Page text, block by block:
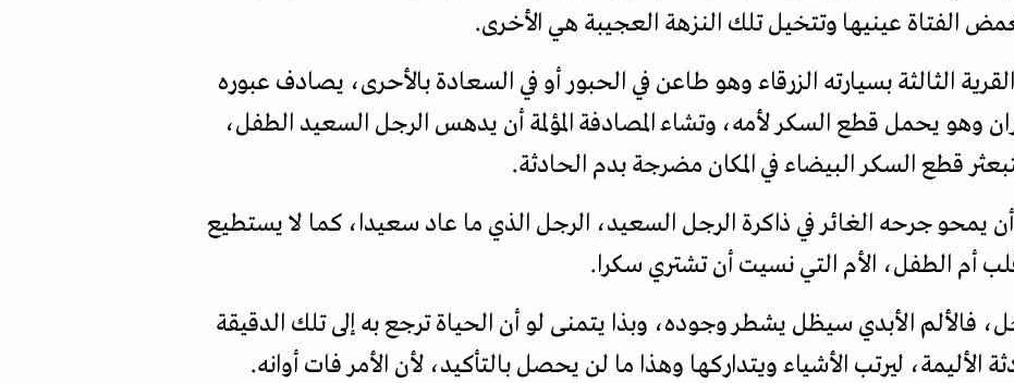
الفتاة عينيها وتتخيل تلك النزهة العجيبة هي الأخرى.
الثالثة بسيارته الزرقاء وهو طاعن في الحبور أو في السعادة بالأحرى، يصادف عبوره
وهو يحمل قطع السكر لأمه، وتشاء المصادفة المؤلمة أن يدهس الرجل السعيد الطفل،
قطع السكر البيضاء في المكان مضرجة بدم الحادثة.
يمحو جرحه الغائر في ذاكرة الرجل السعيد، الرجل الذي ما عاد سعيدا، كما لا يستطيع
أم الطفل، الأم التي نسيت أن تشتري سكرا.
فالألم الأبدي سيظل يشطر وجوده، وبذا يتمنى لو أن الحياة ترجع به إلى تلك الدقيقة
الأليمة، ليرتب الأشياء ويتداركها وهذا ما لن يحصل بالتأكيد، لأن الأمر فات أوانه.